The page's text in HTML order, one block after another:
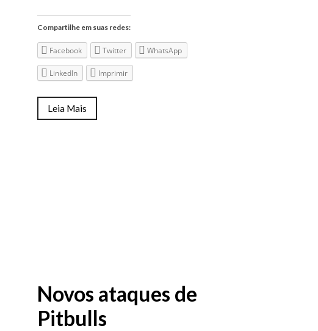
Compartilhe em suas redes:
Facebook Twitter WhatsApp
LinkedIn Imprimir
Leia Mais
Novos ataques de
Pitbulls